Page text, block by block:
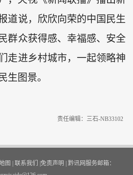
道说，欣欣向荣的中国民生
群众获得感、幸福感、安全
走进乡村城市，一起领略神
生图景。
责任编辑：三石-NB33102
图 联系我们 免责声明
黔讯网服务邮箱：